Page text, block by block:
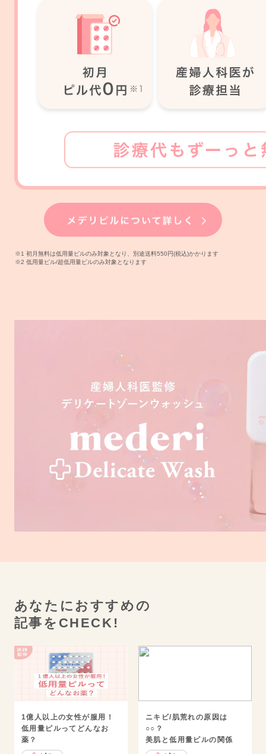
※1 初月無料は低用量ピルのみ対象となり、別途送料550円(税込)かかります
※2 低用量ピル/超低用量ピルのみ対象となります
あなたにおすすめの
記事をCHECK!
1億人以上の女性が服用！
低用量ピルってどんなお
薬？
ニキビ/肌荒れの原因は
○○？
美肌と低用量ピルの関係